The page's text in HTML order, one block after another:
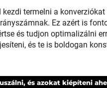
termelni a
Ez azért is
és tudjon optimalizálni
és te is boldogan
és azokat kiépíteni